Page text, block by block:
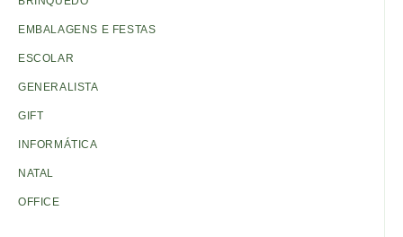
EMBALAGENS E FESTAS
ESCOLAR
GENERALISTA
GIFT
INFORMÁTICA
NATAL
OFFICE